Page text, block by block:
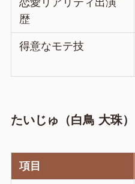
恋愛リアリティ出演
歴
得意なモテ技
たいじゅ（白鳥 大珠）
項目